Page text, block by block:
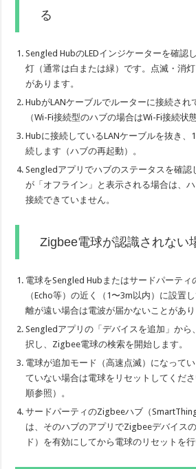
る
Sengled HubのLEDインジケーターを確認
灯（通常は白または緑）です。点滅・消
があります。
HubがLANケーブルでルーターに接続され
（Wi-Fi接続型のハブの場合はWi-Fi接続状
Hubに接続しているLANケーブルを抜き、
続します（ハブの再起動）。
Sengledアプリでハブのステータスを確認
が「オフライン」と表示される場合は、
接続できていません。
Zigbee電球が認識されない
電球をSengled Hubまたはサードパーティ
（Echo等）の近く（1〜3m以内）に設置
離が遠い場合は電波が届かないことがあり
Sengledアプリの「デバイスを追加」から
択し、Zigbee電球の検索を開始します。
電球が追加モード（高速点滅）になって
ていない場合は電球をリセットしてくだ
順参照）。
サードパーティのZigbeeハブ（
は、そのハブのアプリでZigbeeデバイス
ド）を有効にしてから電球のリセットを行